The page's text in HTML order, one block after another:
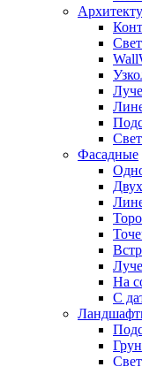
Фасадные
На
С